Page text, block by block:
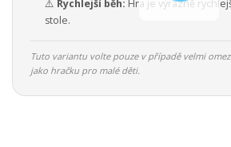
⚠️ Rychlejší běh: Hra je výrazně
stole.
Tuto variantu volte pouze v případě velmi
jako hračku pro malé děti.